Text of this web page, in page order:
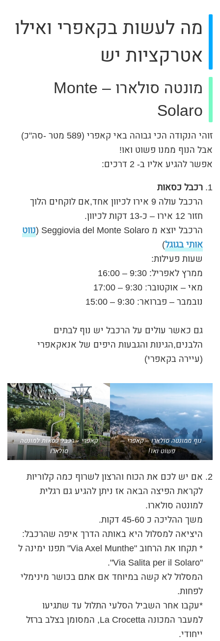
מה לעשות בקאפרי ואילו
אטרקציות יש
מונטה סולארו – Monte
Solaro
זוהי הנקודה הכי גבוהה באי קאפרי (589 מטר -סה"כ)
אבל הנוף ממנו פשוט ואו!
אפשר להגיע אליו ב- 2 דרכים:
רכבל כסאות
הרכבל עולה 9 אירו לכיוון אחד,אם לוקחים הלוך
חזור 12 אירו – כ-13 דקות לכיוון.
הרכבל יוצא מ Seggiovia del Monte Solaro (
נווט
אותי בגוגל)
שעות פעילות:
ממרץ לאפריל: 9:30 – 16:00
מאי – אוקטובר: 9:30 – 17:00
נובמבר – פברואר: 9:30 – 15:00
גם כאשר עולים על הרכבל יש נוף לבתים
הלבנים,הגינות והגבעות היפים של אנאקאפרי
(עיירה בקאפרי)
נוף ממונטה סולארו – קאפרי –
פשוט ואו!
קאפרי – רכבל כסאות למונטה
סולארו
אם יש לכם את הכוח והרצון לשרוף כמה קלוריות
לקראת הפיצה הבאה אז ניתן להגיע גם רגלית
למונטה סולארו.
משך ההליכה כ 45-60 דקות.
היציאה למסלול היא באותה הדרך איפה שהרכבל:
* תקחו את הרחוב "Via Axel Munthe" תפנו ימינה ל
"Via Salita per il Solaro".
המסלול לא קשה במיוחד אם אתם בכושר מינימלי
לפחות.
*עקבו אחר השביל הסלעי התלול עד שתגיעו
למעבר המכונה La Crocetta, המסומן בצלב ברזל
ייחודי.